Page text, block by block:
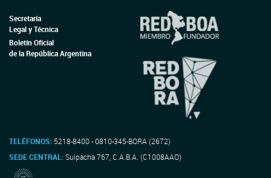
Secretaría
Legal y Técnica
Boletín Oficial
de la República Argentina
TELÉFONOS: 5218-8400 - 0810-345-BORA (2672)
SEDE CENTRAL:Suipacha 767, C.A.B.A. (C1008AAO)